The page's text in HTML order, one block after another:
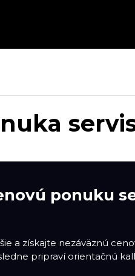
ponuku
a získajte nezáväznú
pripraví orientačnú